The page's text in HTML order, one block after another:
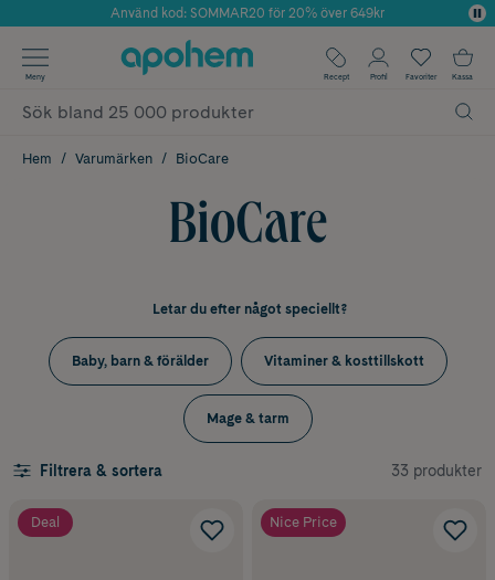
Årets Butik 2025 inom Skönhet
Använd kod: SOMMAR20 för 20% över 649kr
✓ Fri frakt
✓ Poäng på alla köp*
Meny Recept Profil Favoriter Kassa
Hem Varumärken BioCare
BioCare
Letar du efter något speciellt?
Baby, barn & förälder Vitaminer & kosttillskott
Mage & tarm
Filtrera & sortera 33 produkter
Deal Nice Price